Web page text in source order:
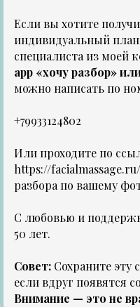
Если вы хотите
индивидуальный
специалиста из моей
app «хочу разбор»
можно написать по
+79933124802
Или проходите по
https://
разбора по вашему
С любовью и
50 лет.
Совет: Сохраните эту
если вдруг появятся
Внимание — это не